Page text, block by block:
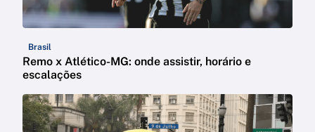
Brasil
Remo x Atlético-MG: onde assistir, horário e
escalações